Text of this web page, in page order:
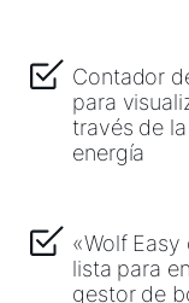
Contador
para
través de
energía
«Wolf
lista para
gestor de